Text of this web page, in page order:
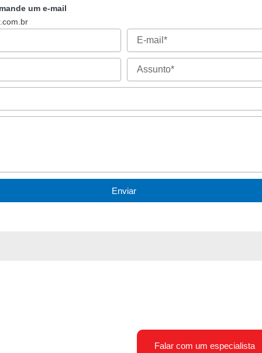
um e-mail
mail
Enviar
Falar com um especialista